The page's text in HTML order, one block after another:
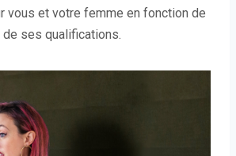
vous et votre femme en fonction de
ses qualifications.